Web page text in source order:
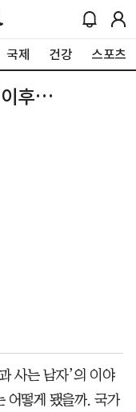
국제 건강 스포츠
이후…
사는 남자’의 이야
어떻게 됐을까. 국가